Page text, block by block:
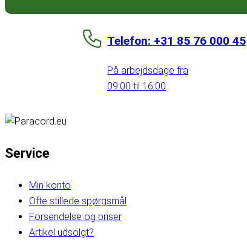
Telefon: +31 85 76 000 45
På arbejdsdage fra
09:00 til 16:00
Service
Min konto
Ofte stillede spørgsmål
Forsendelse og priser
Artikel udsolgt?